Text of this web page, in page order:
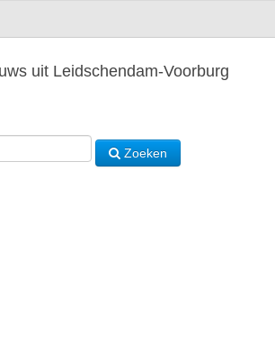
uit Leidschendam-Voorburg
Zoeken